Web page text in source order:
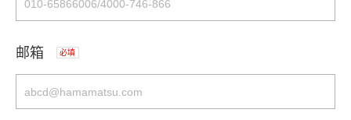
邮箱 必填